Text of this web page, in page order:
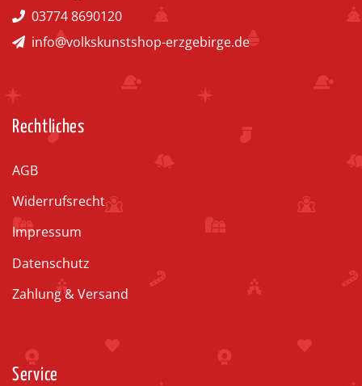
03774 8690120
info@volkskunstshop-erzgebirge.de
Rechtliches
AGB
Widerrufsrecht
Impressum
Datenschutz
Zahlung & Versand
Service